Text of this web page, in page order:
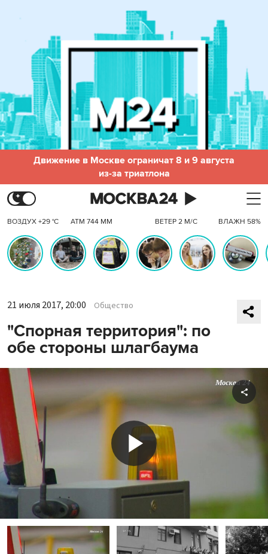
Движение в Москве ограничат 8 и 9 августа
из-за триатлона
ВОЗДУХ +29 °C АТМ 744 ММ ВЕТЕР 2 М/С ВЛАЖН 58%
21 июля 2017, 20:00 Общество
"Спорная территория": по
обе стороны шлагбаума
Play
Video